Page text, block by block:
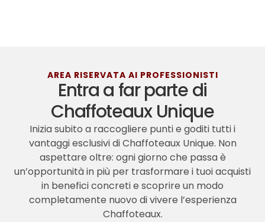
AREA RISERVATA AI PROFESSIONISTI
Entra a far parte di
Chaffoteaux Unique
Inizia subito a raccogliere punti e goditi tutti i
vantaggi esclusivi di Chaffoteaux Unique. Non
aspettare oltre: ogni giorno che passa è
un’opportunità in più per trasformare i tuoi acquisti
in benefici concreti e scoprire un modo
completamente nuovo di vivere l’esperienza
Chaffoteaux.